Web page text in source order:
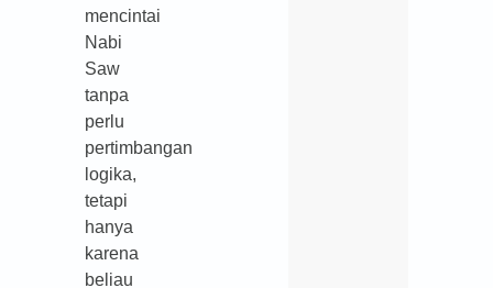
mencintai
Nabi
Saw
tanpa
perlu
pertimbangan
logika,
tetapi
hanya
karena
beliau